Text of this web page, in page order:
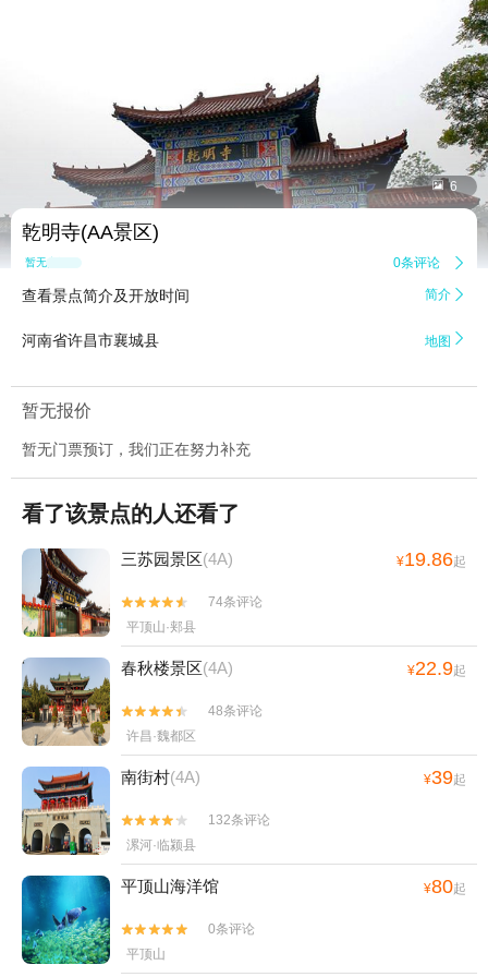
 6
乾明寺(AA景区)
暂无点评 0条评论 
查看景点简介及开放时间 简介 
河南省许昌市襄城县 地图 
暂无报价
暂无门票预订，我们正在努力补充
看了该景点的人还看了
三苏园景区(4A) ¥19.86起


74条评论
平顶山·郏县
春秋楼景区(4A) ¥22.9起


48条评论
许昌·魏都区
南街村(4A) ¥39起


132条评论
漯河·临颍县
平顶山海洋馆 ¥80起


0条评论
平顶山